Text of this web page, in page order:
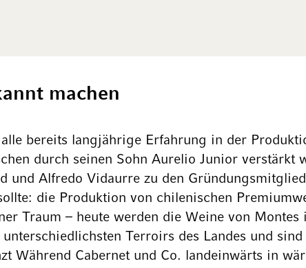
machen
bereits langjährige Erfahrung in der
durch seinen Sohn Aurelio Junior verstärkt
und Alfredo Vidaurre zu den
die Produktion von chilenischen
Traum – heute werden die Weine von
Terroirs des Landes und
Während Cabernet und Co. landeinwärts in